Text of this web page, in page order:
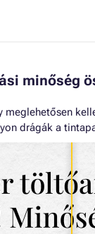
minőség
drágák a